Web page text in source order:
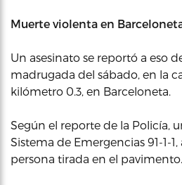
Muerte violenta en
Un asesinato se reportó a eso
madrugada del sábado, en la
kilómetro 0.3, en Barceloneta.
Según el reporte de la Policía,
Sistema de Emergencias 91-1-
persona tirada en el pavimento.